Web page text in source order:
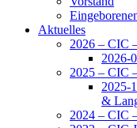
Aktuelles
2026 – CIC
2026-
2025 – CIC
2025-
&
2024 – CIC